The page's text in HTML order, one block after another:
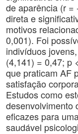
de aparência (r =
direta e
motivos
0,001). Foi
indivíduos
(4,141) = 0,47; p
que praticam AF
satisfação
Estudos como
desenvolvimento
eficazes para
saudável